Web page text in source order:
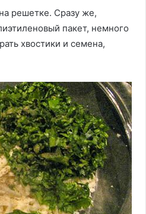
решетке. Сразу же,
пакет, немного
хвостики и семена,